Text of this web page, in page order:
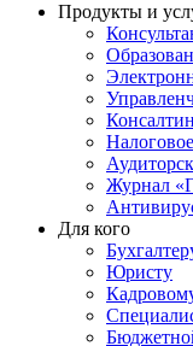
Продукты и
Журнал
Для кого
Юристу